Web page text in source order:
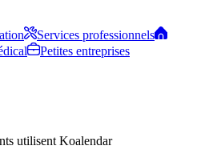
Services professionnels
Petites entreprises
utilisent Koalendar